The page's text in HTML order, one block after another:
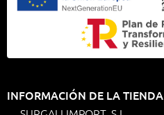
INFORMACIÓN DE LA TIENDA